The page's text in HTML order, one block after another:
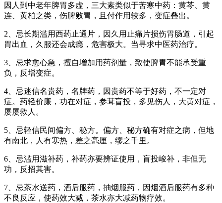
因人到中老年脾胃多虚，三大素类似于苦寒中药：黄芩、黄
连、黄柏之类，伤脾败胃，且付作用较多，变症叠出。
2、忌长期滥用西药止通片，因久用止痛片损伤胃肠道，引起
胃出血，久服还会成瘾，危害极大。当寻求中医药治疗。
3、忌求愈心急，擅自增加用药剂量，致使脾胃不能承受重
负，反增变症。
4、忌迷信名贵药，名牌药，因贵药不等于好药，不一定对
症。药轻价廉，功在对症，参茸盲投，多见伤人，大黄对症，
屡屡救人。
5、忌轻信民间偏方、秘方。偏方、秘方确有对症之病，但地
有南北，人有寒热，差之毫厘，缪之千里。
6、忌滥用滋补药，补药亦要辨证使用，盲投峻补，非但无
功，反招其害。
7、忌茶水送药，酒后服药，抽烟服药，因烟酒后服药有多种
不良反应，使药效大减，茶水亦大减药物疗效。